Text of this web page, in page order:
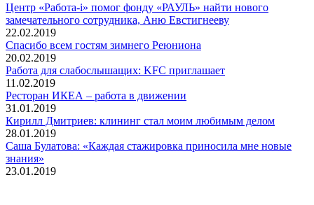
Центр «Работа-i» помог фонду «РАУЛЬ» найти нового
замечательного сотрудника, Аню Евстигнееву
22.02.2019
Спасибо всем гостям зимнего Реюниона
20.02.2019
Работа для слабослышащих: KFC приглашает
11.02.2019
Ресторан ИКЕА – работа в движении
31.01.2019
Кирилл Дмитриев: клининг стал моим любимым делом
28.01.2019
Саша Булатова: «Каждая стажировка приносила мне новые
знания»
23.01.2019